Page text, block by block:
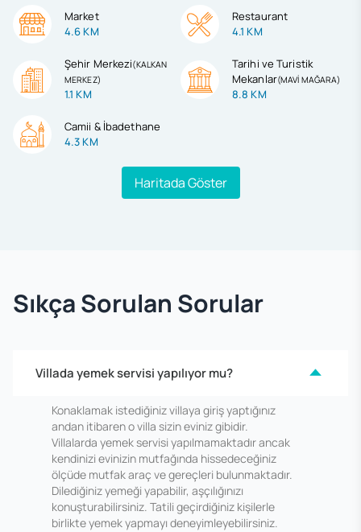
Market
4.6 KM
Restaurant
4.1 KM
Şehir Merkezi(KALKAN
MERKEZ)
1.1 KM
Tarihi ve Turistik
Mekanlar(MAVİ MAĞARA)
8.8 KM
Camii & İbadethane
4.3 KM
Haritada Göster
Sıkça Sorulan Sorular
Villada yemek servisi yapılıyor mu?
Konaklamak istediğiniz villaya giriş yaptığınız
andan itibaren o villa sizin eviniz gibidir.
Villalarda yemek servisi yapılmamaktadır ancak
kendinizi evinizin mutfağında hissedeceğiniz
ölçüde mutfak araç ve gereçleri bulunmaktadır.
Dilediğiniz yemeği yapabilir, aşçılığınızı
konuşturabilirsiniz. Tatili geçirdiğiniz kişilerle
birlikte yemek yapmayı deneyimleyebilirsiniz.